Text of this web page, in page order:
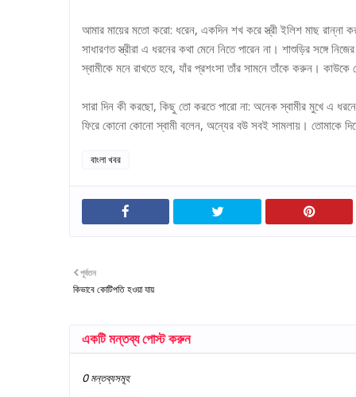
আমার মায়ের মতো করো: ধরেন, একদিন শখ করে স্ত্রী ইলিশ মাছ রান্না
সাধারণত স্ত্রীরা এ ধরনের কথা মেনে নিতে পারেন না। শাশুড়ির সঙ্গে
স্বামীকে মনে রাখতে হবে, যাঁর প্রশংসা তাঁর সামনে তাঁকে করুন।
সারা দিন কী করছো, কিছু তো করতে পারো না: অনেক স্বামীর মুখে এ
ফিরে কোনো কোনো স্বামী বলেন, অন্যের বউ সবই সামলায়। তোমাকে
বাংলা খবর
পূর্বতন
কিভাবে কোটিপতি হওয়া যায়
একটি মন্তব্য পোস্ট করুন
0 মন্তব্যসমূহ